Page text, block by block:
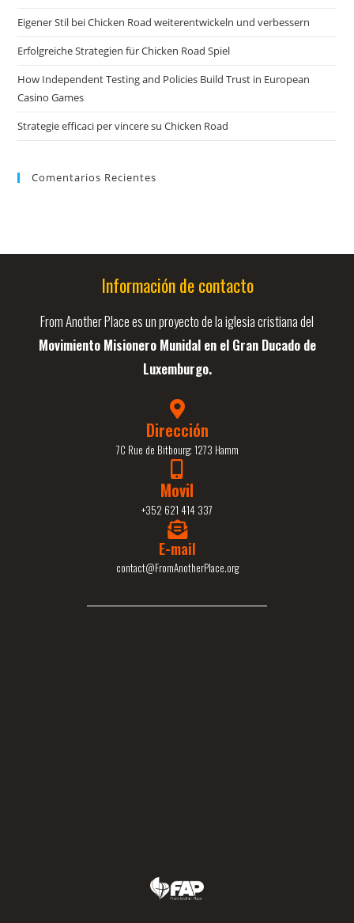
Eigener Stil bei Chicken Road weiterentwickeln und verbessern
Erfolgreiche Strategien für Chicken Road Spiel
How Independent Testing and Policies Build Trust in European
Casino Games
Strategie efficaci per vincere su Chicken Road
Comentarios Recientes
Información de contacto
From Another Place es un proyecto de la iglesia cristiana del
Movimiento Misionero Munidal en el Gran Ducado de
Luxemburgo.
Dirección
7C Rue de Bitbourg; 1273 Hamm
Movil
+352 621 414 337
E-mail
contact@FromAnotherPlace.org